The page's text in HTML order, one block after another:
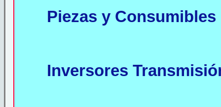
Piezas y
Inversores